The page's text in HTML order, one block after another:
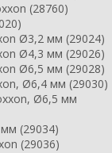
(28760)
Ø3,2 мм (29024)
Ø4,3 мм (29026)
Ø6,5 мм (29028)
Ø6,4 мм (29030)
Ø6,5 мм
(29034)
(29036)